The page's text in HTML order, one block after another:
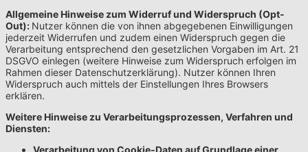
Allgemeine Hinweise zum Widerruf und Widerspruch (Opt-
Out): Nutzer können die von ihnen abgegebenen Einwilligungen
jederzeit Widerrufen und zudem einen Widerspruch gegen die
Verarbeitung entsprechend den gesetzlichen Vorgaben im Art. 21
DSGVO einlegen (weitere Hinweise zum Widerspruch erfolgen im
Rahmen dieser Datenschutzerklärung). Nutzer können Ihren
Widerspruch auch mittels der Einstellungen Ihres Browsers
erklären.
Weitere Hinweise zu Verarbeitungsprozessen, Verfahren und
Diensten:
Verarbeitung von Cookie-Daten auf Grundlage einer